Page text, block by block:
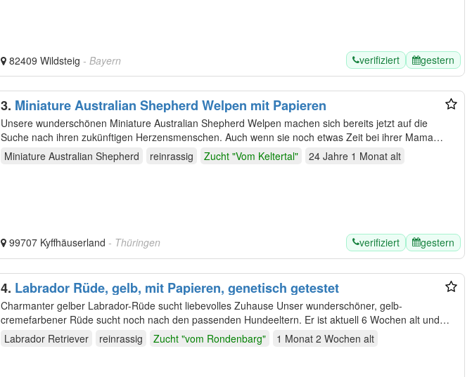
82409 Wildsteig - Bayern verifiziert gestern
3. Miniature Australian Shepherd Welpen mit Papieren
Unsere wunderschönen Miniature Australian Shepherd Welpen machen sich bereits jetzt auf die
Suche nach ihren zukünftigen Herzensmenschen. Auch wenn sie noch etwas Zeit bei ihrer Mama
verbringen…
Miniature Australian Shepherd reinrassig Zucht "Vom Keltertal" 24 Jahre 1 Monat alt
99707 Kyffhäuserland - Thüringen verifiziert gestern
4. Labrador Rüde, gelb, mit Papieren, genetisch getestet
Charmanter gelber Labrador-Rüde sucht liebevolles Zuhause Unser wunderschöner, gelb-
cremefarbener Rüde sucht noch nach den passenden Hundeeltern. Er ist aktuell 6 Wochen alt und
entwickelt sich…
Labrador Retriever reinrassig Zucht "vom Rondenbarg" 1 Monat 2 Wochen alt